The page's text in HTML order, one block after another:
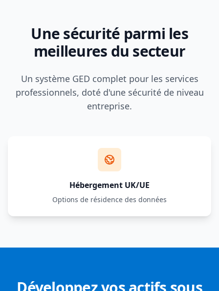
Une sécurité parmi les
meilleures du secteur
Un système GED complet pour les services
professionnels, doté d'une sécurité de niveau
entreprise.
Hébergement UK/UE
Options de résidence des données